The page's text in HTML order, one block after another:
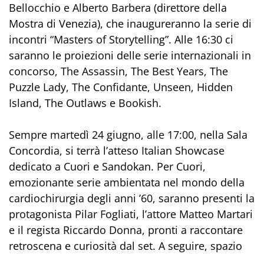
Bellocchio e Alberto Barbera (direttore della
Mostra di Venezia), che inaugureranno la serie di
incontri “Masters of Storytelling”. Alle 16:30 ci
saranno le proiezioni delle serie internazionali in
concorso, The Assassin, The Best Years, The
Puzzle Lady, The Confidante, Unseen, Hidden
Island, The Outlaws e Bookish.
Sempre martedì 24 giugno, alle 17:00, nella Sala
Concordia, si terrà l’atteso Italian Showcase
dedicato a Cuori e Sandokan. Per Cuori,
emozionante serie ambientata nel mondo della
cardiochirurgia degli anni ’60, saranno presenti la
protagonista Pilar Fogliati, l’attore Matteo Martari
e il regista Riccardo Donna, pronti a raccontare
retroscena e curiosità dal set. A seguire, spazio